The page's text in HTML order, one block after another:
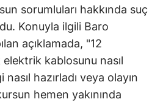
sorumluları hakkında suç
Konuyla ilgili Baro
açıklamada, "12
kablosunu nasıl
hazırladı veya olayın
hemen yakınında